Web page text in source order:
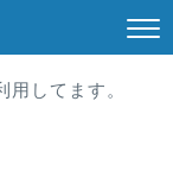
してます。